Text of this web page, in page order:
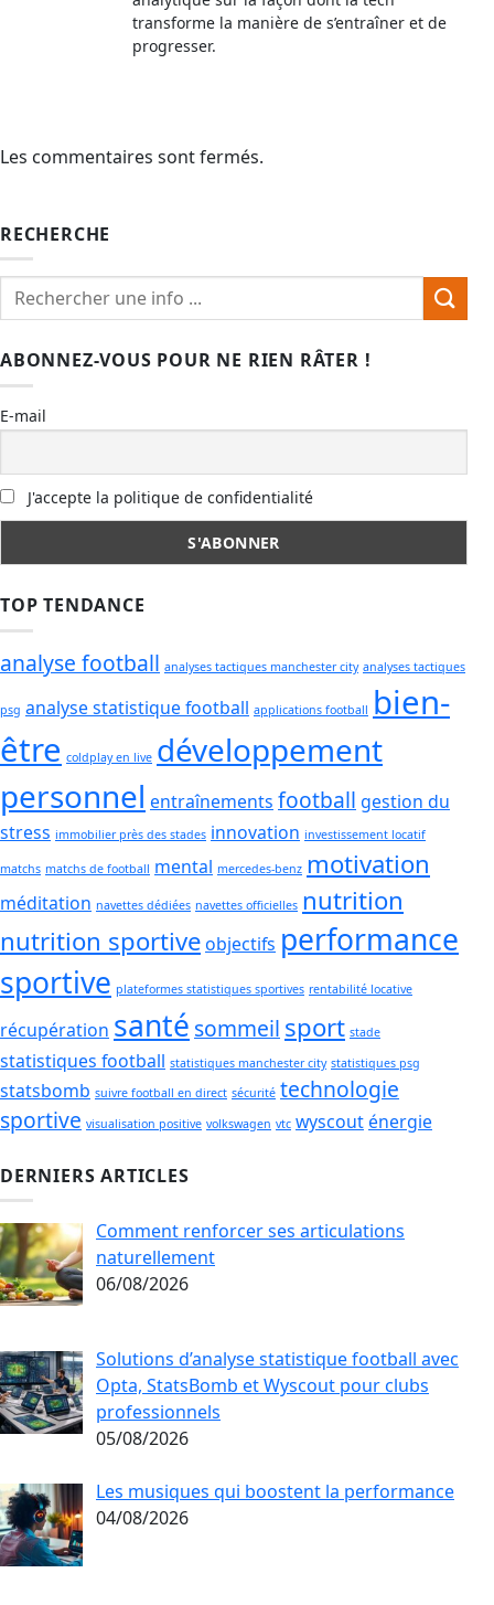
transforme la manière de s’entraîner et de
progresser.
Les commentaires sont fermés.
RECHERCHE
ABONNEZ-VOUS POUR NE RIEN RÂTER !
E-mail
J'accepte la politique de confidentialité
TOP TENDANCE
analyse football analyses tactiques manchester city analyses tactiques
psg analyse statistique football applications football bien-
être coldplay en live développement
personnel entraînements football gestion du
stress immobilier près des stades innovation investissement locatif
matchs matchs de football mental mercedes-benz motivation
méditation navettes dédiées navettes officielles nutrition
nutrition sportiveobjectifs performance
sportive plateformes statistiques sportives rentabilité locative
récupération santé sommeil sport stade
statistiques football statistiques manchester city statistiques psg
statsbomb suivre football en direct sécurité technologie
sportive visualisation positive volkswagen vtc wyscouténergie
DERNIERS ARTICLES
Comment renforcer ses articulations
naturellement
06/08/2026
Solutions d’analyse statistique football avec
Opta, StatsBomb et Wyscout pour clubs
professionnels
05/08/2026
Les musiques qui boostent la performance
04/08/2026